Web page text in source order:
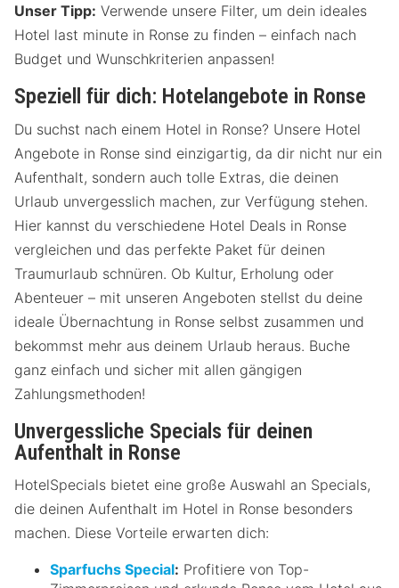
Unser Tipp: Verwende unsere Filter, um dein ideales
Hotel last minute in Ronse zu finden – einfach nach
Budget und Wunschkriterien anpassen!
Speziell für dich: Hotelangebote in Ronse
Du suchst nach einem Hotel in Ronse? Unsere Hotel
Angebote in Ronse sind einzigartig, da dir nicht nur ein
Aufenthalt, sondern auch tolle Extras, die deinen
Urlaub unvergesslich machen, zur Verfügung stehen.
Hier kannst du verschiedene Hotel Deals in Ronse
vergleichen und das perfekte Paket für deinen
Traumurlaub schnüren. Ob Kultur, Erholung oder
Abenteuer – mit unseren Angeboten stellst du deine
ideale Übernachtung in Ronse selbst zusammen und
bekommst mehr aus deinem Urlaub heraus. Buche
ganz einfach und sicher mit allen gängigen
Zahlungsmethoden!
Unvergessliche Specials für deinen
Aufenthalt in Ronse
HotelSpecials bietet eine große Auswahl an Specials,
die deinen Aufenthalt im Hotel in Ronse besonders
machen. Diese Vorteile erwarten dich:
Sparfuchs Special: Profitiere von Top-